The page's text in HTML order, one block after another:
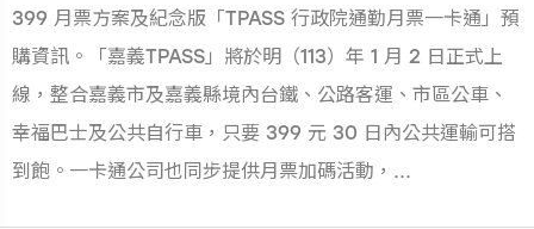
399 月票方案及紀念版「TPASS 行政院通勤月票一卡通」預
購資訊。「嘉義TPASS」將於明（113）年 1 月 2 日正式上
線，整合嘉義市及嘉義縣境內台鐵、公路客運、市區公車、
幸福巴士及公共自行車，只要 399 元 30 日內公共運輸可搭
到飽。一卡通公司也同步提供月票加碼活動，...